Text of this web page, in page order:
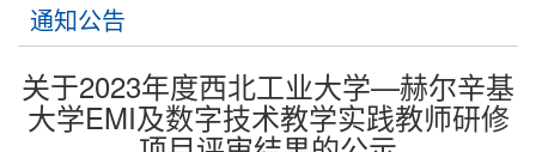
通知公告
关于2023年度西北工业大学—赫尔辛基
大学EMI及数字技术教学实践教师研修